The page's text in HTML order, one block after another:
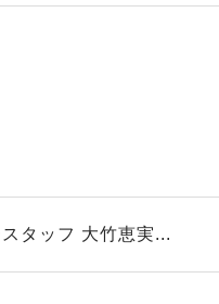
タッフ 大竹恵実...